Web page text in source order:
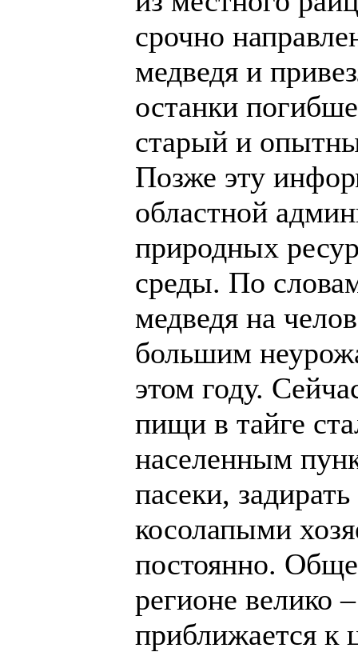
срочно
медведя и
останки
старый и
Позже эту
областной
природных
среды. По
медведя на
большим
этом году.
пищи в тайге
населенным
пасеки,
косолапыми
постоянно.
регионе велико
приближается к